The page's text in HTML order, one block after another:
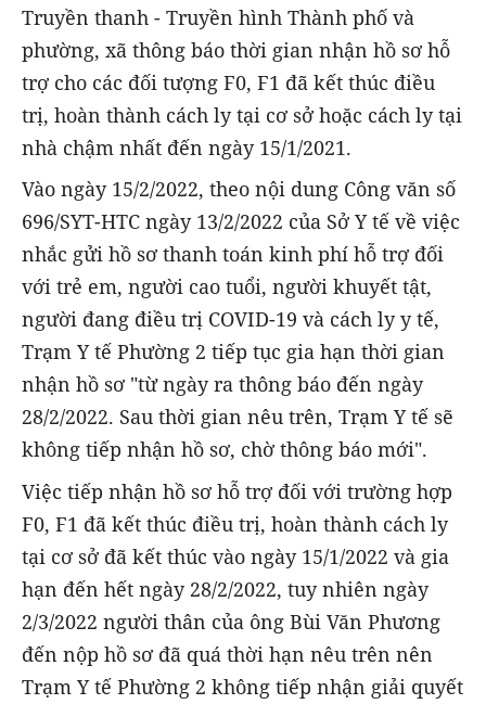
Truyền thanh - Truyền hình Thành phố và
phường, xã thông báo thời gian nhận hồ sơ hỗ
trợ cho các đối tượng F0, F1 đã kết thúc điều
trị, hoàn thành cách ly tại cơ sở hoặc cách ly tại
nhà chậm nhất đến ngày 15/1/2021.
Vào ngày 15/2/2022, theo nội dung Công văn số
696/SYT-HTC ngày 13/2/2022 của Sở Y tế về việc
nhắc gửi hồ sơ thanh toán kinh phí hỗ trợ đối
với trẻ em, người cao tuổi, người khuyết tật,
người đang điều trị COVID-19 và cách ly y tế,
Trạm Y tế Phường 2 tiếp tục gia hạn thời gian
nhận hồ sơ "từ ngày ra thông báo đến ngày
28/2/2022. Sau thời gian nêu trên, Trạm Y tế sẽ
không tiếp nhận hồ sơ, chờ thông báo mới".
Việc tiếp nhận hồ sơ hỗ trợ đối với trường hợp
F0, F1 đã kết thúc điều trị, hoàn thành cách ly
tại cơ sở đã kết thúc vào ngày 15/1/2022 và gia
hạn đến hết ngày 28/2/2022, tuy nhiên ngày
2/3/2022 người thân của ông Bùi Văn Phương
đến nộp hồ sơ đã quá thời hạn nêu trên nên
Trạm Y tế Phường 2 không tiếp nhận giải quyết